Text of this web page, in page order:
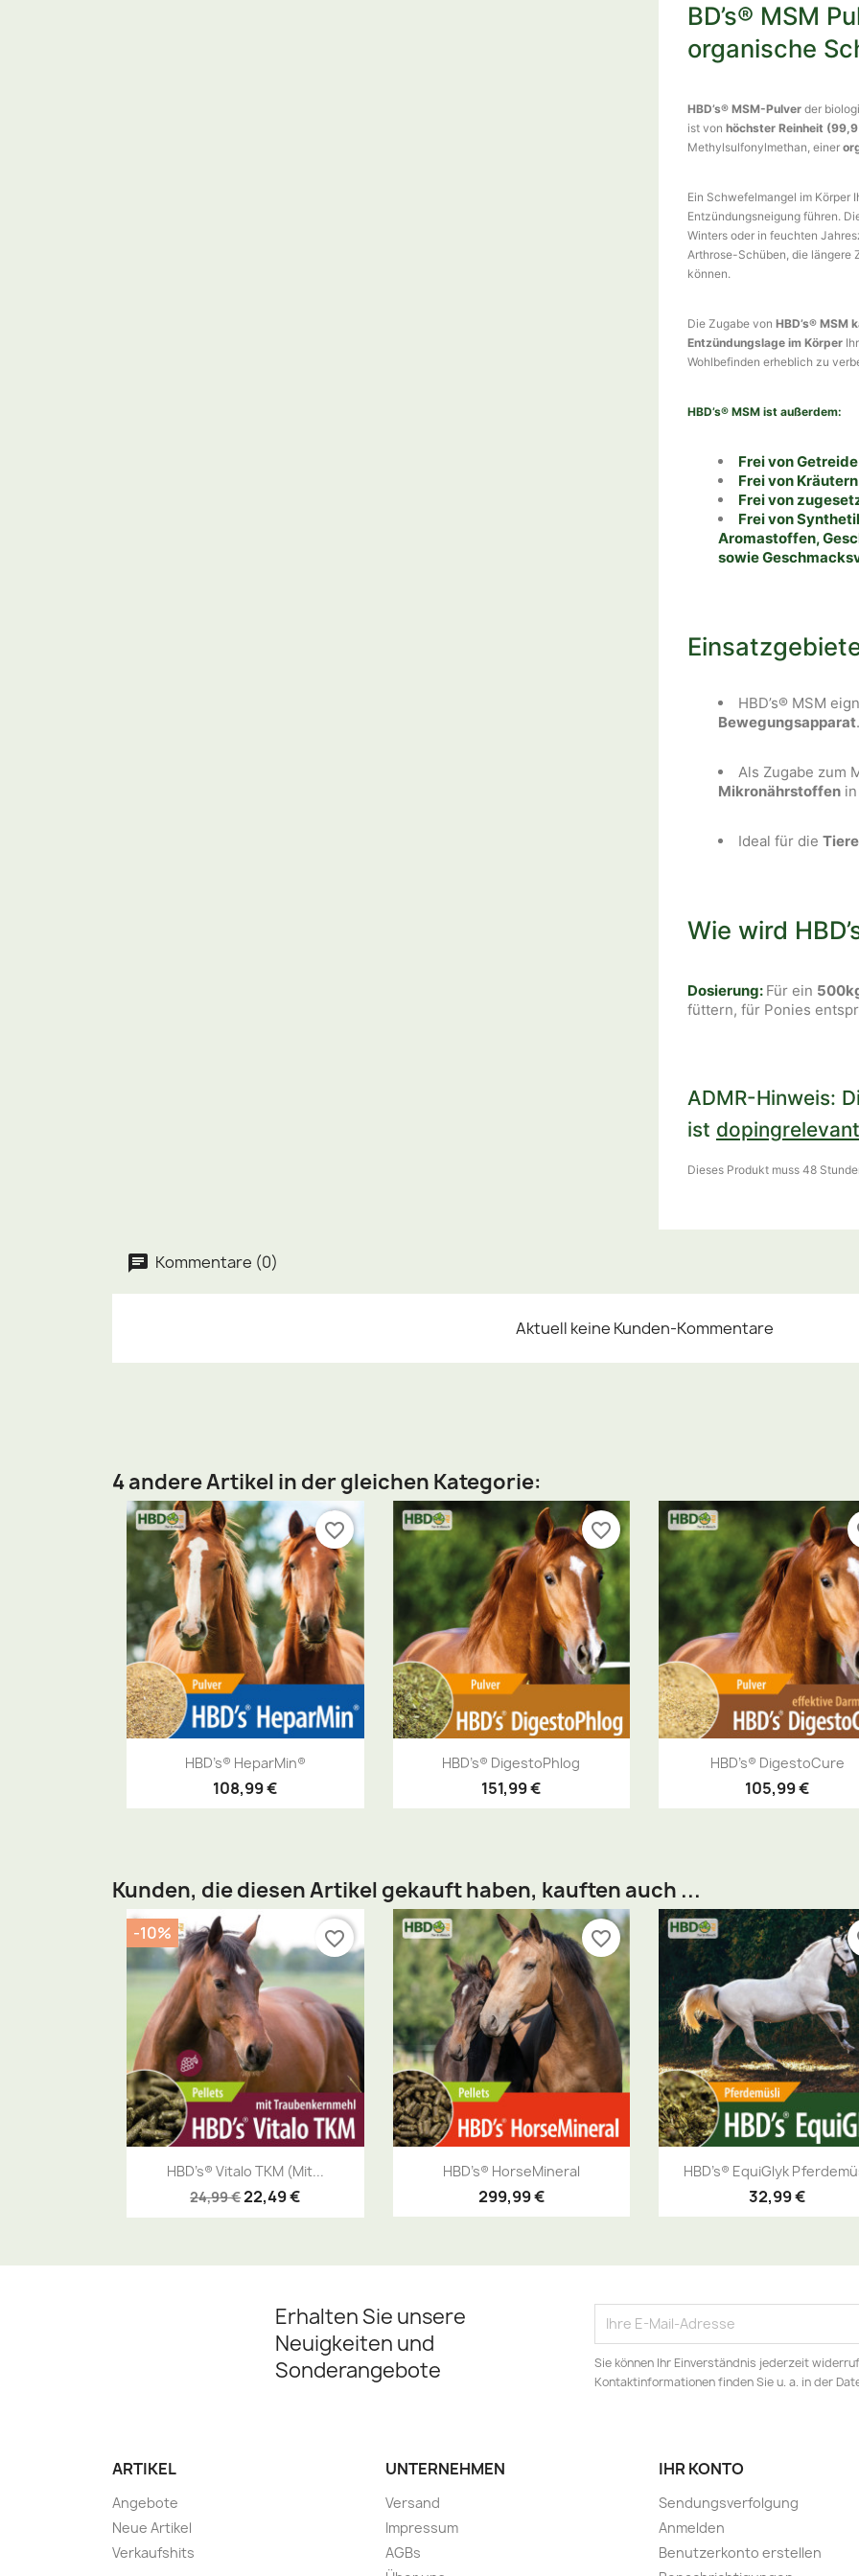
BD’s® MSM
organische
HBD’s® MSM-Pulver der
ist von höchster Reinheit
Methylsulfonylmethan, einer
Ein Schwefelmangel im Körper
Entzündungsneigung führen.
Winters oder in feuchten
Arthrose-Schüben, die längere
können.
Die Zugabe von HBD’s® MSM
Entzündungslage im Körper
Wohlbefinden erheblich zu
HBD’s® MSM ist außerdem:
Frei von Getreide
Frei von Kräutern
Frei von
Frei von
Aromastoffen,
sowie
HBD’s® MSM
Bewegungsapparat.
Als Zugabe zum
Mikronährstoffen
Ideal für die
Wie wird
Dosierung: Für ein
füttern, für Ponies
ADMR-Hinweis:
ist
Dieses Produkt muss 48
Kommentare (0)
Aktuell keine Kunden-Kommentare
4 andere Artikel in der gleichen Kategorie:
Vorschau
HBD’s® HeparMin®
108,99 €
favorite_border
Vorschau
HBD’s® DigestoPhlog
151,99 €
favorite_border
Vorschau
HBD’s® DigestoCure
105,99 €
Kunden, die diesen Artikel gekauft haben, kauften auch ...
Vorschau
HBD’s® Vitalo TKM (mit...
24,99 €22,49 €
-10% favorite_border
Vorschau
HBD’s® HorseMineral
299,99 €
favorite_border
Vorschau
HBD’s® EquiGlyk
32,99 €
Erhalten Sie unsere
Neuigkeiten und
Sonderangebote
Sie können Ihr Einverständnis jederzeit
Kontaktinformationen finden Sie u. a. in der
ARTIKEL
Angebote
Neue Artikel
Verkaufshits
UNTERNEHMEN
Versand
Impressum
AGBs
IHR KONTO
Sendungsverfolgung
Anmelden
Benutzerkonto erstellen